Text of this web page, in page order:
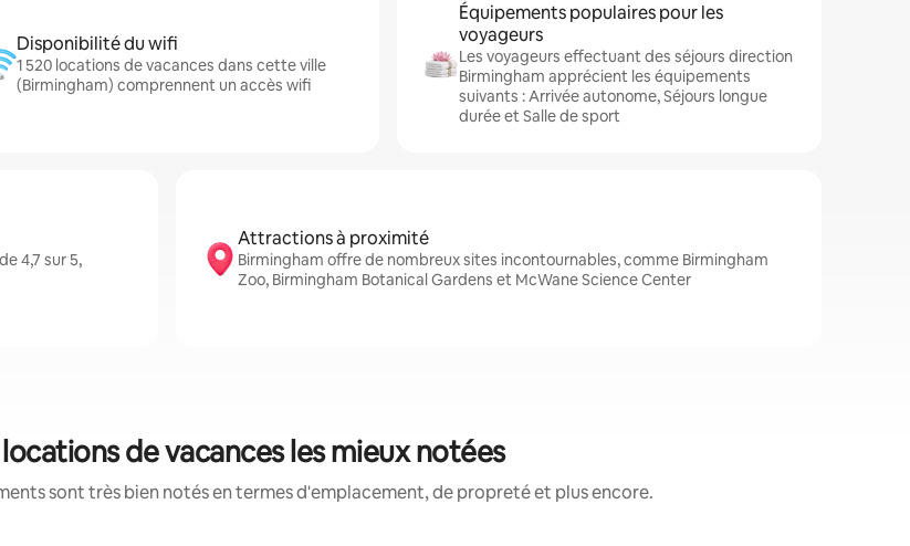
Disponibilité du wifi
1 520 locations de vacances dans cette ville
(Birmingham) comprennent un accès wifi
Équipements populaires pour les
voyageurs
Les voyageurs effectuant des séjours direction
Birmingham apprécient les équipements
suivants : Arrivée autonome, Séjours longue
durée et Salle de sport
4,7 sur 5,
Attractions à proximité
Birmingham offre de nombreux sites incontournables, comme Birmingham
Zoo, Birmingham Botanical Gardens et McWane Science Center
de vacances les mieux notées
sont très bien notés en termes d'emplacement, de propreté et plus encore.